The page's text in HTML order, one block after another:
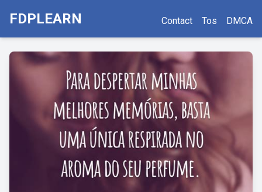
FDPLEARN Contact Tos DMCA